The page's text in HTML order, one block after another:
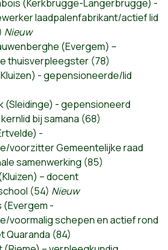
(Kerkbrugge-Langerbrugge) -
laadpalenfabrikant/actief lid
Nieuw
(Evergem) –
thuisverpleegster (78)
- gepensioneerde/lid
(Sleidinge) - gepensioneerd
bij samana (68)
-
voorzitter Gemeentelijke raad
samenwerking (85)
– docent
(54) Nieuw
(Evergem -
voormalig schepen en actief rond
Quaranda (84)